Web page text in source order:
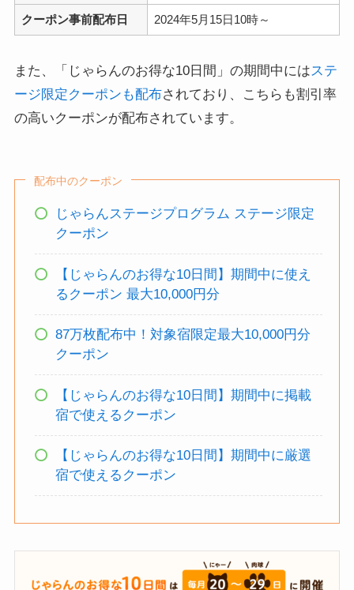
クーポン事前配布日 2024年5月15日10時～
また、「じゃらんのお得な10日間」の期間中にはステ
ージ限定クーポンも配布されており、こちらも割引率
の高いクーポンが配布されています。
配布中のクーポン
じゃらんステージプログラム ステージ限定
クーポン
【じゃらんのお得な10日間】期間中に使え
るクーポン 最大10,000円分
87万枚配布中！対象宿限定最大10,000円分
クーポン
【じゃらんのお得な10日間】期間中に掲載
宿で使えるクーポン
【じゃらんのお得な10日間】期間中に厳選
宿で使えるクーポン